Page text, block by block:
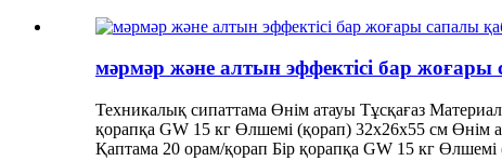
мәрмәр және алтын эффектісі бар
Техникалық сипаттама Өнім атауы Тұсқағаз
қорапқа GW 15 кг Өлшемі (қорап) 32x26x55 см Өнім
Қаптама 20 орам/қорап Бір қорапқа GW 15 кг